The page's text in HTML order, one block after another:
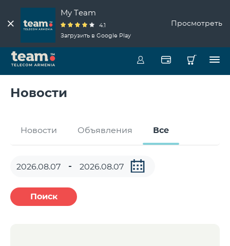
My Team
4.1
Загрузить в Google Play
Просмотреть
Новости
Новости Объявления Все
Поиск